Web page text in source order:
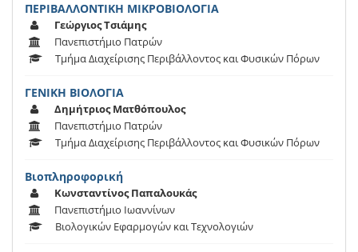
ΠΕΡΙΒΑΛΛΟΝΤΙΚΗ ΜΙΚΡΟΒΙΟΛΟΓΙΑ
Γεώργιος Τσιάμης
Πανεπιστήμιο Πατρών
Τμήμα Διαχείρισης Περιβάλλοντος και Φυσικών Πόρων
ΓΕΝΙΚΗ ΒΙΟΛΟΓΙΑ
Δημήτριος Ματθόπουλος
Πανεπιστήμιο Πατρών
Τμήμα Διαχείρισης Περιβάλλοντος και Φυσικών Πόρων
Βιοπληροφορική
Κωνσταντίνος Παπαλουκάς
Πανεπιστήμιο Ιωαννίνων
Βιολογικών Εφαρμογών και Τεχνολογιών